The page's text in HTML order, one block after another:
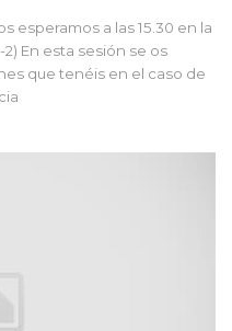
esperamos a las 15.30 en la
En esta sesión se os
que tenéis en el caso de